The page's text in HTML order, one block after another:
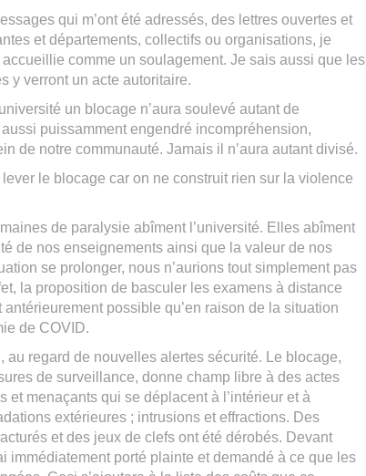
qui m’ont été adressés, des lettres ouvertes et
et départements, collectifs ou organisations, je
comme un soulagement. Je sais aussi que les
y verront un acte autoritaire.
un blocage n’aura soulevé autant de
puissamment engendré incompréhension,
de notre communauté. Jamais il n’aura autant divisé.
le blocage car on ne construit rien sur la violence
de paralysie abîment l’université. Elles abîment
de nos enseignements ainsi que la valeur de nos
se prolonger, nous n’aurions tout simplement pas
la proposition de basculer les examens à distance
antérieurement possible qu’en raison de la situation
de COVID.
au regard de nouvelles alertes sécurité. Le blocage,
de surveillance, donne champ libre à des actes
menaçants qui se déplacent à l’intérieur et à
extérieures ; intrusions et effractions. Des
et des jeux de clefs ont été dérobés. Devant
immédiatement porté plainte et demandé à ce que les